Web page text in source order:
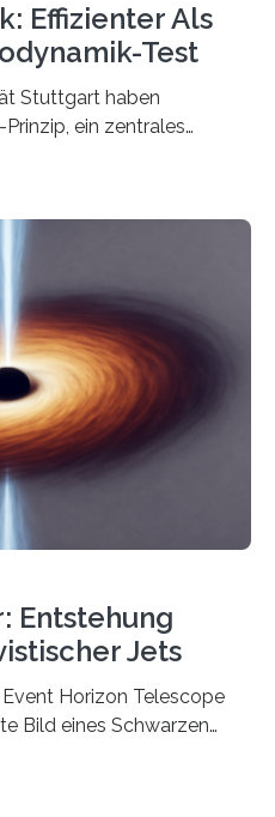
Effizienter Als
Test
Stuttgart haben
ein zentrales
gilt, deren physikalische
Das
Advances veröffentlichte
sciadv.adw8462)
Dampfturbinen sind
thermische
um – oder anders
In
ist es in den…
Entstehung
Jets
Horizon Telescope
Bild eines Schwarzen
einen seltsamen